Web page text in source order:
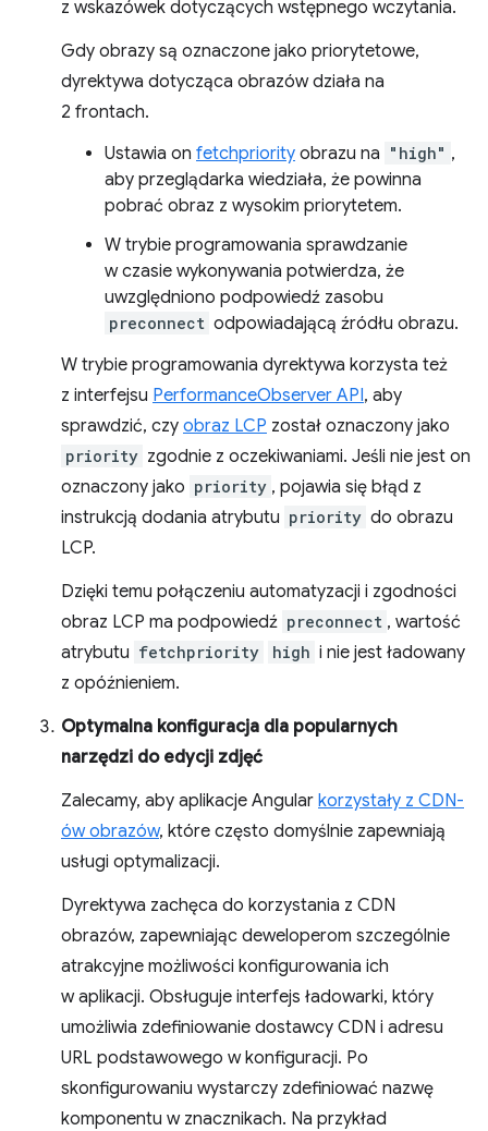
z wskazówek dotyczących wstępnego wczytania.
Gdy obrazy są oznaczone jako priorytetowe,
dyrektywa dotycząca obrazów działa na
2 frontach.
Ustawia on fetchpriority obrazu na "high" ,
aby przeglądarka wiedziała, że powinna
pobrać obraz z wysokim priorytetem.
W trybie programowania sprawdzanie
w czasie wykonywania potwierdza, że
uwzględniono podpowiedź zasobu
preconnect odpowiadającą źródłu obrazu.
W trybie programowania dyrektywa korzysta też
z interfejsu PerformanceObserver API, aby
sprawdzić, czy obraz LCP został oznaczony jako
priority zgodnie z oczekiwaniami. Jeśli nie jest on
oznaczony jako priority , pojawia się błąd z
instrukcją dodania atrybutu priority do obrazu
LCP.
Dzięki temu połączeniu automatyzacji i zgodności
obraz LCP ma podpowiedź preconnect , wartość
atrybutu fetchpriority high i nie jest ładowany
z opóźnieniem.
Optymalna konfiguracja dla popularnych
narzędzi do edycji zdjęć
Zalecamy, aby aplikacje Angular korzystały z CDN-
ów obrazów, które często domyślnie zapewniają
usługi optymalizacji.
Dyrektywa zachęca do korzystania z CDN
obrazów, zapewniając deweloperom szczególnie
atrakcyjne możliwości konfigurowania ich
w aplikacji. Obsługuje interfejs ładowarki, który
umożliwia zdefiniowanie dostawcy CDN i adresu
URL podstawowego w konfiguracji. Po
skonfigurowaniu wystarczy zdefiniować nazwę
komponentu w znacznikach. Na przykład